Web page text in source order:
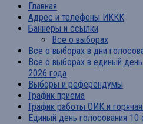
Главная
Адрес и телефоны ИККК
Баннеры и ссылки
Все о выборах
Все о выборах в дни
Все о выборах в единый
2026 года
Выборы и референдумы
График приема
График работы ОИК и
Единый день голосования 10